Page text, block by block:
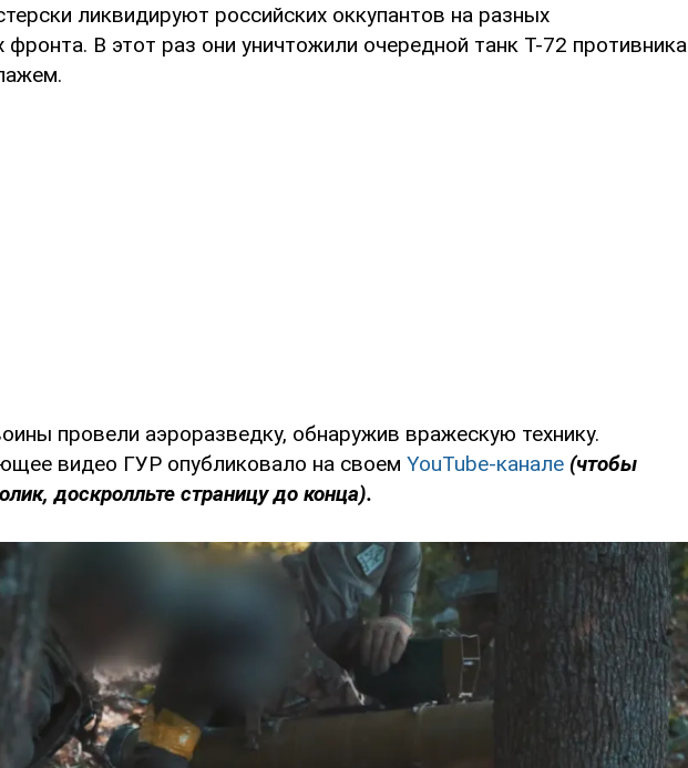
ликвидируют российских оккупантов на разных
фронта. В этот раз они уничтожили очередной танк Т-72 противника
провели аэроразведку, обнаружив вражескую технику.
видео ГУР опубликовало на своем YouTube-канале (чтобы
доскролльте страницу до конца).